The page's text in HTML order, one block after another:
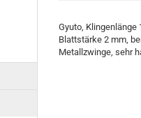
Gyuto,
Blattstärke 2 mm,
Metallzwinge, sehr